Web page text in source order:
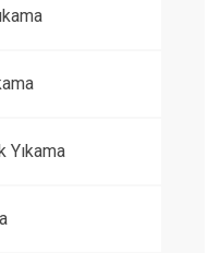
Yıkama